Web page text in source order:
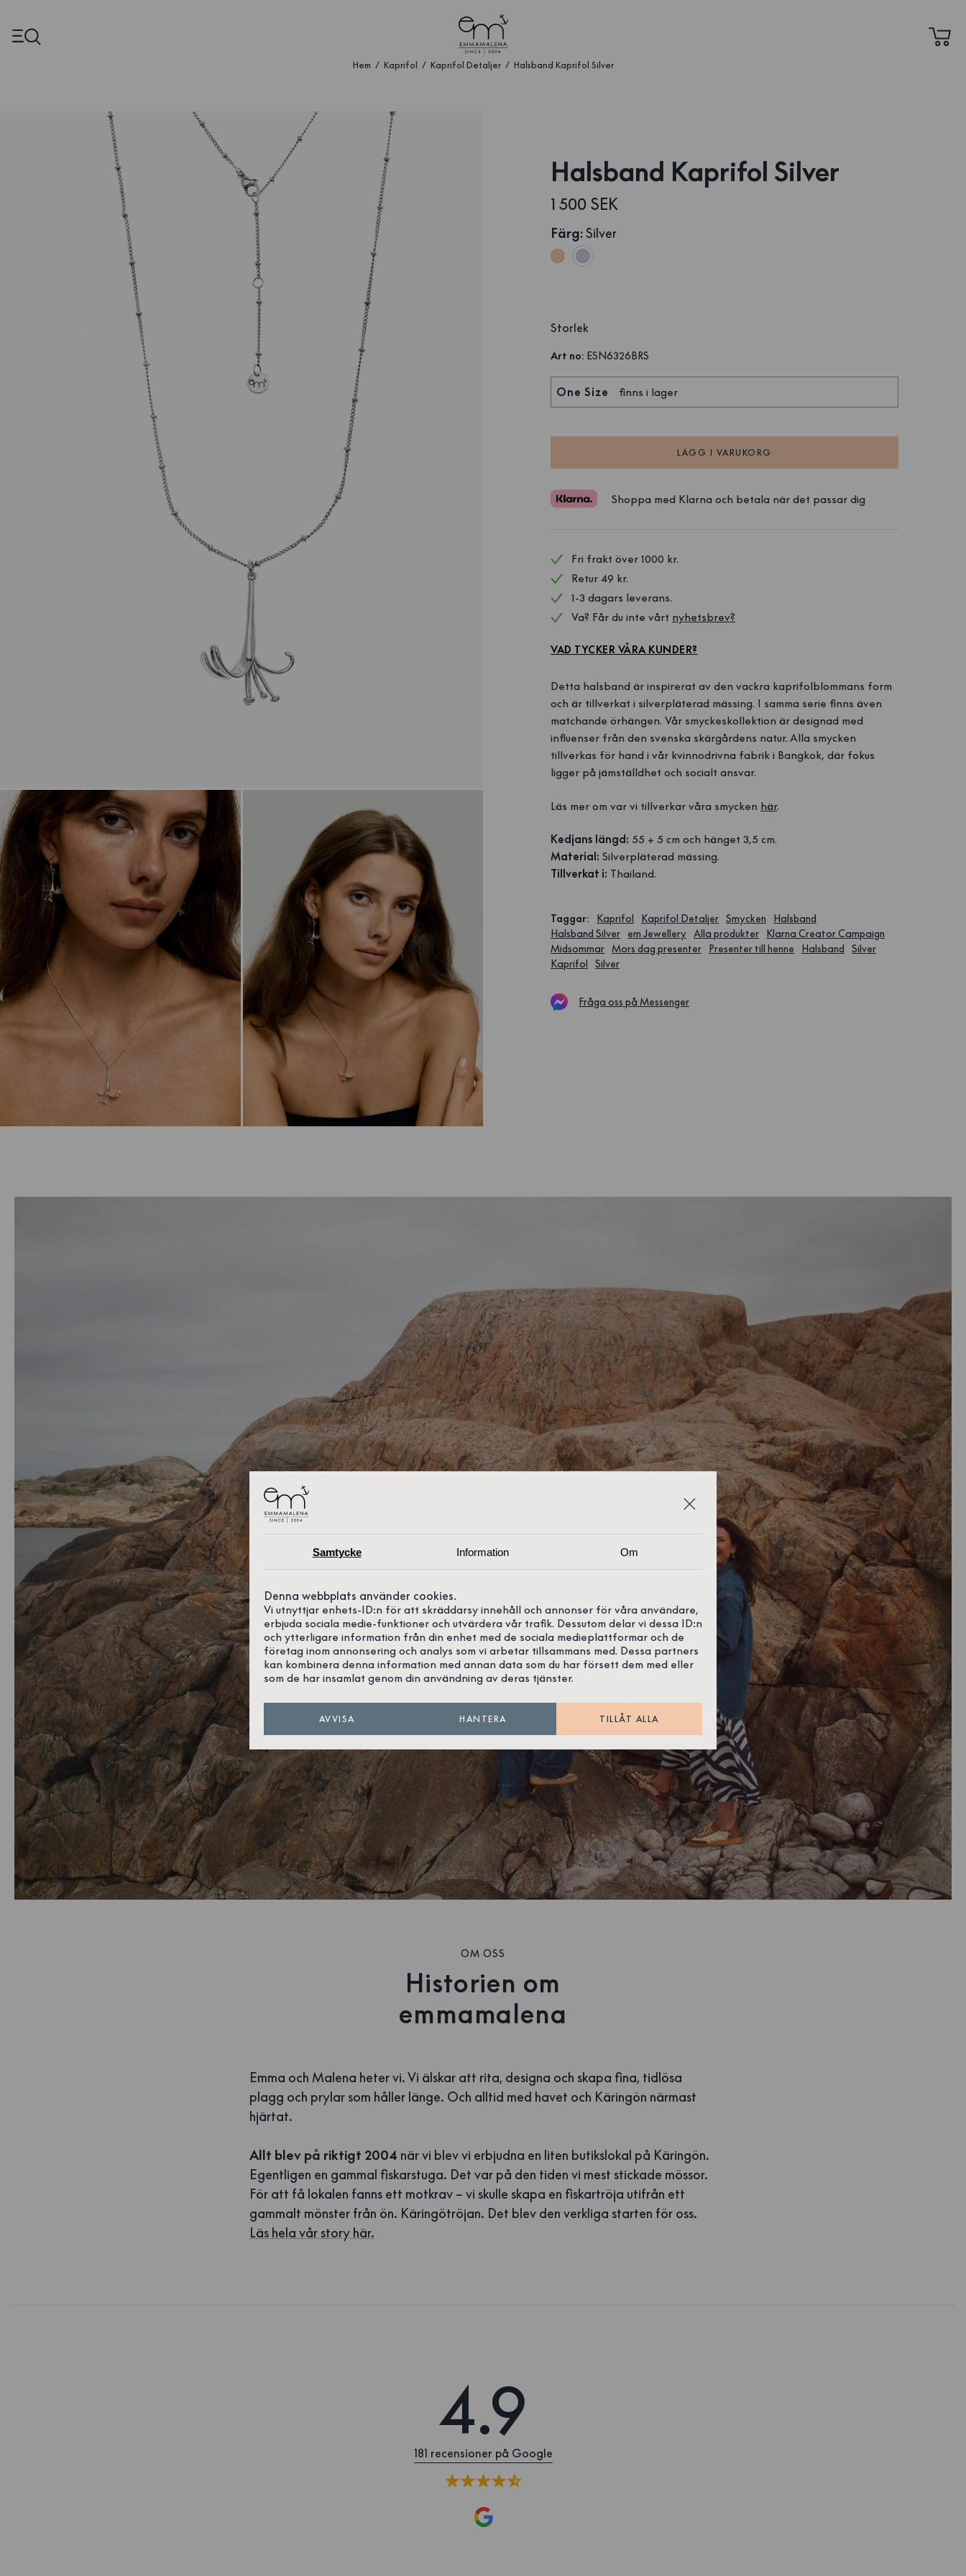
Hem Kaprifol Kaprifol Detaljer Halsband Kaprifol Silver
Halsband Kaprifol Silver
1 500 SEK
Färg:Silver
Storlek
Art no: ESN6326BRS
One Size finns i lager
LÄGG I VARUKORG
Shoppa med Klarna och betala när det passar dig
Fri frakt över 1000 kr.
Retur 49 kr.
1-3 dagars leverans.
Va? Får du inte vårt nyhetsbrev?
VAD TYCKER VÅRA KUNDER?
Detta halsband är inspirerat av den vackra kaprifolblommans form
och är tillverkat i silverpläterad mässing. I samma serie finns även
matchande örhängen. Vår smyckeskollektion är designad med
influenser från den svenska skärgårdens natur. Alla smycken
tillverkas för hand i vår kvinnodrivna fabrik i Bangkok, där fokus
ligger på jämställdhet och socialt ansvar.
Läs mer om var vi tillverkar våra smycken här.
Kedjans längd: 55 + 5 cm och hänget 3,5 cm.
Material: Silverpläterad mässing.
Tillverkat i: Thailand.
Taggar: Kaprifol Kaprifol Detaljer Smycken
Halsband
Halsband Silver
em Jewellery Alla produkter
Klarna Creator Campaign
Midsommar Mors dag presenter Presenter till henne Halsband
Silver
Kaprifol
Silver
Fråga oss på Messenger
4.9
181 recensioner på Google
OM OSS
Historien om
emmamalena
Emma och Malena heter vi. Vi älskar att rita, designa och skapa fina, tidlösa
plagg och prylar som håller länge. Och alltid med havet och Käringön närmast
hjärtat.
Allt blev på riktigt 2004 när vi blev vi erbjudna en liten butikslokal på Käringön.
Egentligen en gammal fiskarstuga. Det var på den tiden vi mest stickade mössor.
För att få lokalen fanns ett motkrav – vi skulle skapa en fiskartröja utifrån ett
gammalt mönster från ön. Käringötröjan. Det blev den verkliga starten för oss.
Läs hela vår story här.
Samtycke Information Om
Denna webbplats använder cookies.
Vi utnyttjar enhets-ID:n för att skräddarsy innehåll och annonser för våra användare,
erbjuda sociala medie-funktioner och utvärdera vår trafik. Dessutom delar vi dessa ID:n
och ytterligare information från din enhet med de sociala medieplattformar och de
företag inom annonsering och analys som vi arbetar tillsammans med. Dessa partners
kan kombinera denna information med annan data som du har försett dem med eller
som de har insamlat genom din användning av deras tjänster.
AVVISA HANTERA TILLÅT ALLA